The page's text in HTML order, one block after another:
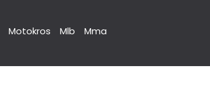
Motokros Mlb Mma